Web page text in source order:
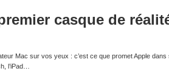
casque de
Mac sur vos yeux : c’est ce que promet Apple
l’iPad…